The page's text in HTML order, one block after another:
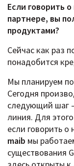
Если говорить
партнере, вы
продуктами?
Сейчас как раз
понадобится
Мы планируем
Сегодня
следующий шаг
линия. Для
если говорить
maib мы
существования